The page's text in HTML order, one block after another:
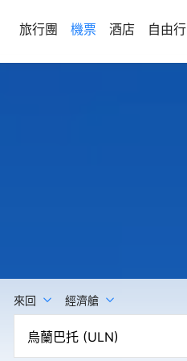
旅行團 機票 酒店 自由行
來回 經濟艙